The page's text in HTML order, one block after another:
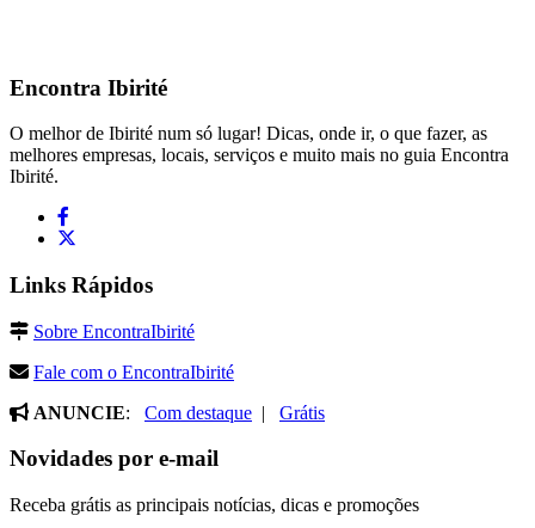
Encontra Ibirité
O melhor de Ibirité num só lugar! Dicas, onde ir, o que fazer, as
melhores empresas, locais, serviços e muito mais no guia Encontra
Ibirité.
Links Rápidos
Sobre EncontraIbirité
Fale com o EncontraIbirité
ANUNCIE: Com destaque | Grátis
Novidades por e-mail
Receba grátis as principais notícias, dicas e promoções